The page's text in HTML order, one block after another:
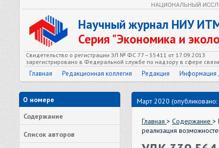
Научный журнал НИУ
Серия "Экономика и
Свидетельство о регистрации ЭЛ № ФС 77 – 55411 от 17.09.2013
зарегистрировано в Федеральной службе по надзору в сфере
Главная Редакционная коллегия Редакция Информация
О номере
Содержание
Список авторов
Март 2020
Главная > Содержание >
реализация